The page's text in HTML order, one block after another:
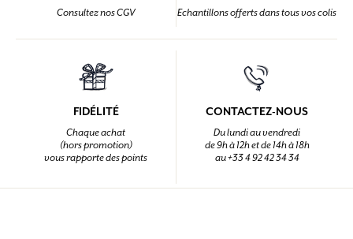
Consultez nos CGV Echantillons offerts dans tous vos colis
FIDÉLITÉ
Chaque achat
(hors promotion)
vous rapporte des points
CONTACTEZ-NOUS
Du lundi au vendredi
de 9h à 12h et de 14h à 18h
au +33 4 92 42 34 34